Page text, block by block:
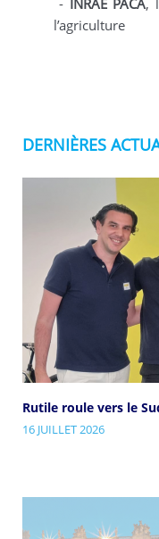
l’agriculture
DERNIÈRES
Rutile roule vers le
16 JUILLET 2026